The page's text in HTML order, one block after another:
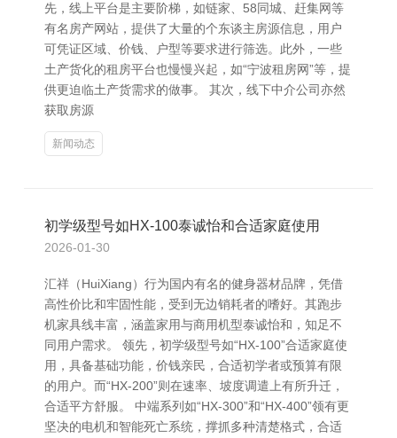
先，线上平台是主要阶梯，如链家、58同城、赶集网等
有名房产网站，提供了大量的个东谈主房源信息，用户
可凭证区域、价钱、户型等要求进行筛选。此外，一些
土产货化的租房平台也慢慢兴起，如“宁波租房网”等，提
供更迫临土产货需求的做事。 其次，线下中介公司亦然
获取房源
新闻动态
初学级型号如HX-100泰诚怡和合适家庭使用
2026-01-30
汇祥（HuiXiang）行为国内有名的健身器材品牌，凭借
高性价比和牢固性能，受到无边销耗者的嗜好。其跑步
机家具线丰富，涵盖家用与商用机型泰诚怡和，知足不
同用户需求。 领先，初学级型号如“HX-100”合适家庭使
用，具备基础功能，价钱亲民，合适初学者或预算有限
的用户。而“HX-200”则在速率、坡度调遣上有所升迁，
合适平方舒服。 中端系列如“HX-300”和“HX-400”领有更
坚决的电机和智能死亡系统，撑抓多种清楚格式，合适